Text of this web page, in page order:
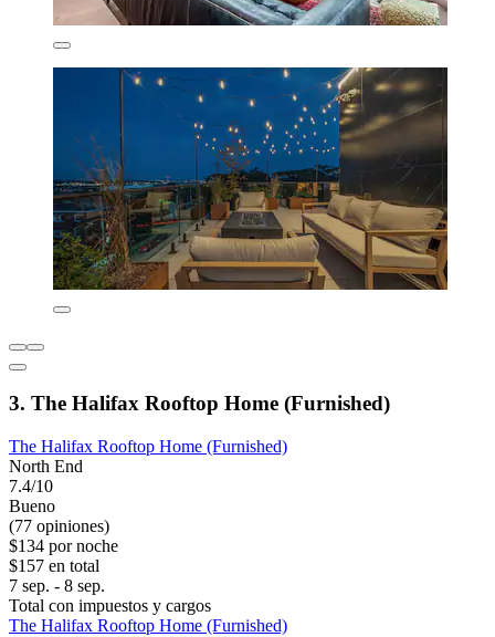
3. The Halifax Rooftop Home (Furnished)
The Halifax Rooftop Home (Furnished)
North End
7.4/10
Bueno
(77 opiniones)
$134 por noche
$157 en total
7 sep. - 8 sep.
Total con impuestos y cargos
The Halifax Rooftop Home (Furnished)